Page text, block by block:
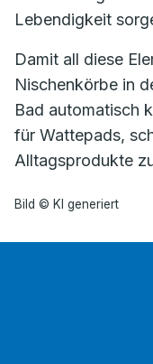
Lebendigkeit
Damit all diese
Nischenkörbe in
Bad automatisch
für Wattepads,
Alltagsprodukte
Bild © KI generiert